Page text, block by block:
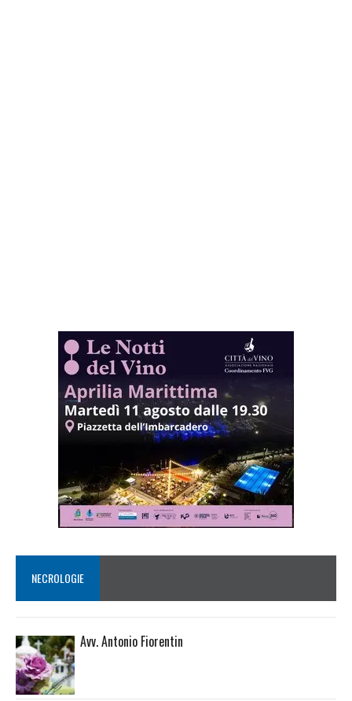
NECROLOGIE
Avv. Antonio Fiorentin